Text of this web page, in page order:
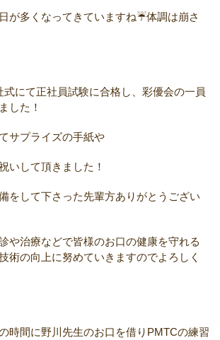
が多くなってきていますね☔️体調は崩さ
式にて正社員試験に合格し、彩優会の一員
した！
サプライズの手紙や
い して頂きました！
をして下さ った先輩方ありがとうござい
や治療などで皆様のお口の健康を守れる
術の向上に努めていきますのでよろしく
時間に野川先生のお口を借り PMTCの練習